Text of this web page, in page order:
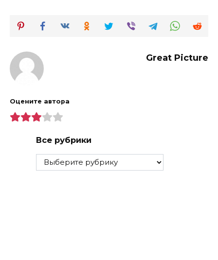
Great Picture
Оцените автора
Все рубрики
Все
рубрики